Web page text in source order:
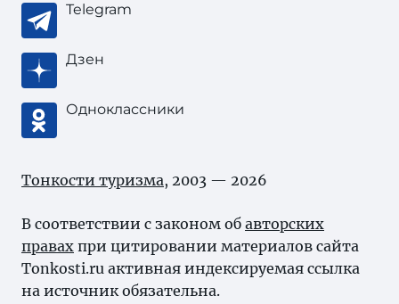
Telegram
Дзен
Одноклассники
Тонкости туризма, 2003 — 2026
В соответствии с законом об авторских
правах при цитировании материалов сайта
Tonkosti.ru активная индексируемая ссылка
на источник обязательна.